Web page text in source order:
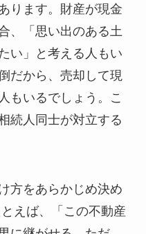
ります。財産が現金
、「思い出のある土
い」と考える人もい
だから、売却して現
もいるでしょう。こ
続人同士が対立する
方をあらかじめ決め
えば、「この不動産